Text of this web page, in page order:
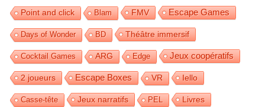
Point and click Blam FMV Escape Games
Days of Wonder BD Théâtre immersif
Cocktail Games ARG Edge Jeux coopératifs
2 joueurs Escape Boxes VR Iello
Casse-tête Jeux narratifs PEL Livres